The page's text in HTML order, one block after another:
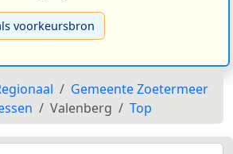
voorkeursbron
Gemeente Zoetermeer
Valenberg Top